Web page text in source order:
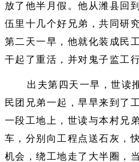
放了他半月假。他从潍县回
伍里十几个好兄弟，共同研
第二天一早，他就化装成民
干起了重活，并对鬼子监工
出夫第四天一早，世读
民团兄弟一起，早早来到了
一段工地上，世读与本村兄
车，分别向工程点送石灰，
机会，绕工地走了大半圈，